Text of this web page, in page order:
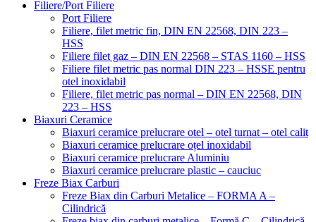
Filiere/Port Filiere
Port Filiere
Filiere, filet metric fin, DIN EN 22568, DIN 223 –
HSS
Filiere filet gaz – DIN EN 22568 – STAS 1160 – HSS
Filiere filet metric pas normal DIN 223 – HSSE pentru
otel inoxidabil
Filiere, filet metric pas normal – DIN EN 22568, DIN
223 – HSS
Biaxuri Ceramice
Biaxuri ceramice prelucrare otel – otel turnat – otel calit
Biaxuri ceramice prelucrare oțel inoxidabil
Biaxuri ceramice prelucrare Aluminiu
Biaxuri ceramice prelucrare plastic – cauciuc
Freze Biax Carburi
Freze Biax din Carburi Metalice – FORMA A –
Cilindrică